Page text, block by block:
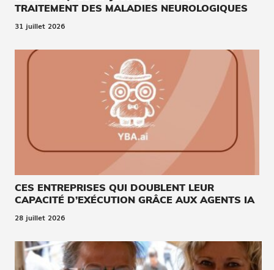
TRAITEMENT DES MALADIES NEUROLOGIQUES
31 juillet 2026
CES ENTREPRISES QUI DOUBLENT LEUR
CAPACITÉ D’EXÉCUTION GRÂCE AUX AGENTS IA
28 juillet 2026